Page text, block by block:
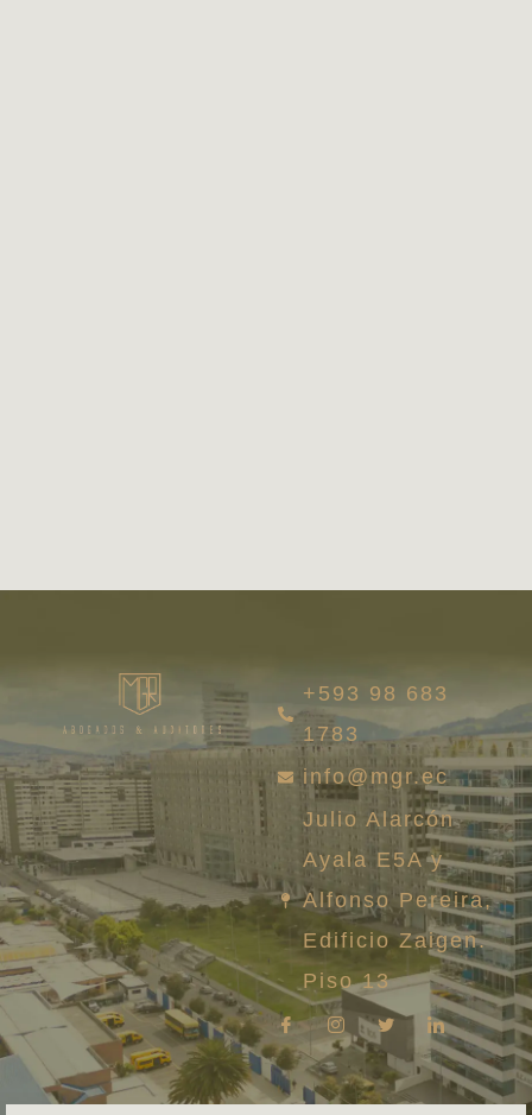
+593 98 683
1783
info@mgr.ec
Julio Alarcón
Ayala E5A y
Alfonso Pereira,
Edificio Zaigen.
Piso 13